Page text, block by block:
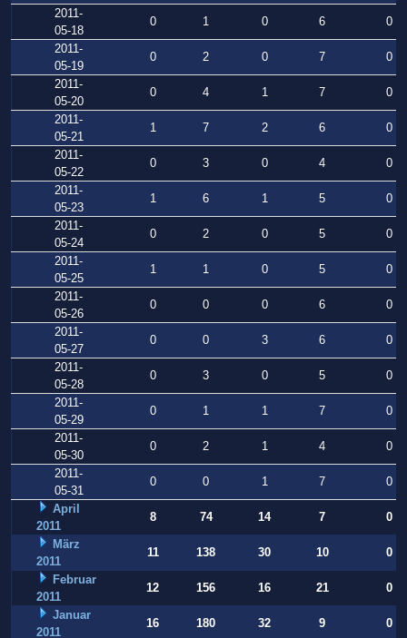
2011-
05-18
0 1 0 6
0
2011-
05-19
0 2 0 7
0
2011-
05-20
0 4 1 7
0
2011-
05-21
1 7 2 6
0
2011-
05-22
0 3 0 4
0
2011-
05-23
1 6 1 5
0
2011-
05-24
0 2 0 5
0
2011-
05-25
1 1 0 5
0
2011-
05-26
0 0 0 6
0
2011-
05-27
0 0 3 6
0
2011-
05-28
0 3 0 5
0
2011-
05-29
0 1 1 7
0
2011-
05-30
0 2 1 4
0
2011-
05-31
0 0 1 7
0
April
2011
8 74 14 7
0
März
2011
11 138 30 10
0
Februar
2011
12 156 16 21
0
Januar
2011
16 180 32 9 0